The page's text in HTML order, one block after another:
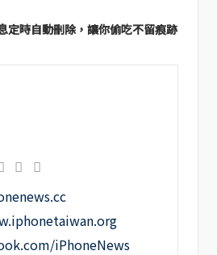
定時自動刪除，讓你偷吃不留痕跡
iPhoneNews